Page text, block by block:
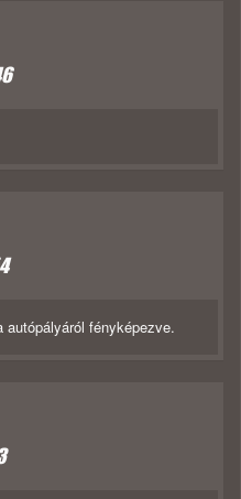
fényképezve.